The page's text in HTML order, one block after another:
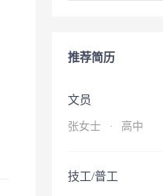
推荐简历
文员
张女士 · 高中
技工/普工